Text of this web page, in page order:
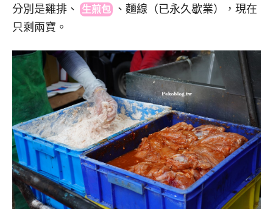
分別是雞排 、 生煎包 、 麵線（已永久歇業），現在
只剩兩寶。